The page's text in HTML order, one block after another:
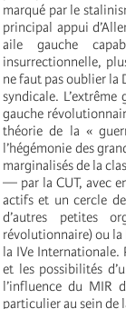
marqué par le
principal appui
aile gauche
insurrectionnelle,
ne faut pas oublier la
syndicale.
gauche
théorie de la «
l’hégémonie des
marginalisés de la
— par la CUT, avec
actifs et un cercle
d’autres petites
révolutionnaire) ou la
la IVe Internationale.
et les possibilités
l’influence du MIR
particulier au sein de